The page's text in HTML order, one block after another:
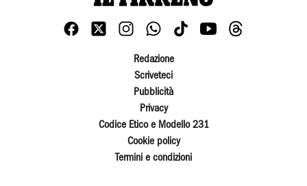
Redazione
Scriveteci
Pubblicità
Privacy
Codice Etico e Modello 231
Cookie policy
Termini e condizioni